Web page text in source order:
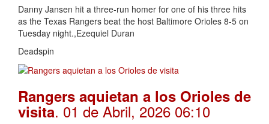
Danny Jansen hit a three-run homer for one of his three hits
as the Texas Rangers beat the host Baltimore Orioles 8-5 on
Tuesday night.,Ezequiel Duran
Deadspin
Rangers aquietan a los Orioles de
visita. 01 de Abril, 2026 06:10